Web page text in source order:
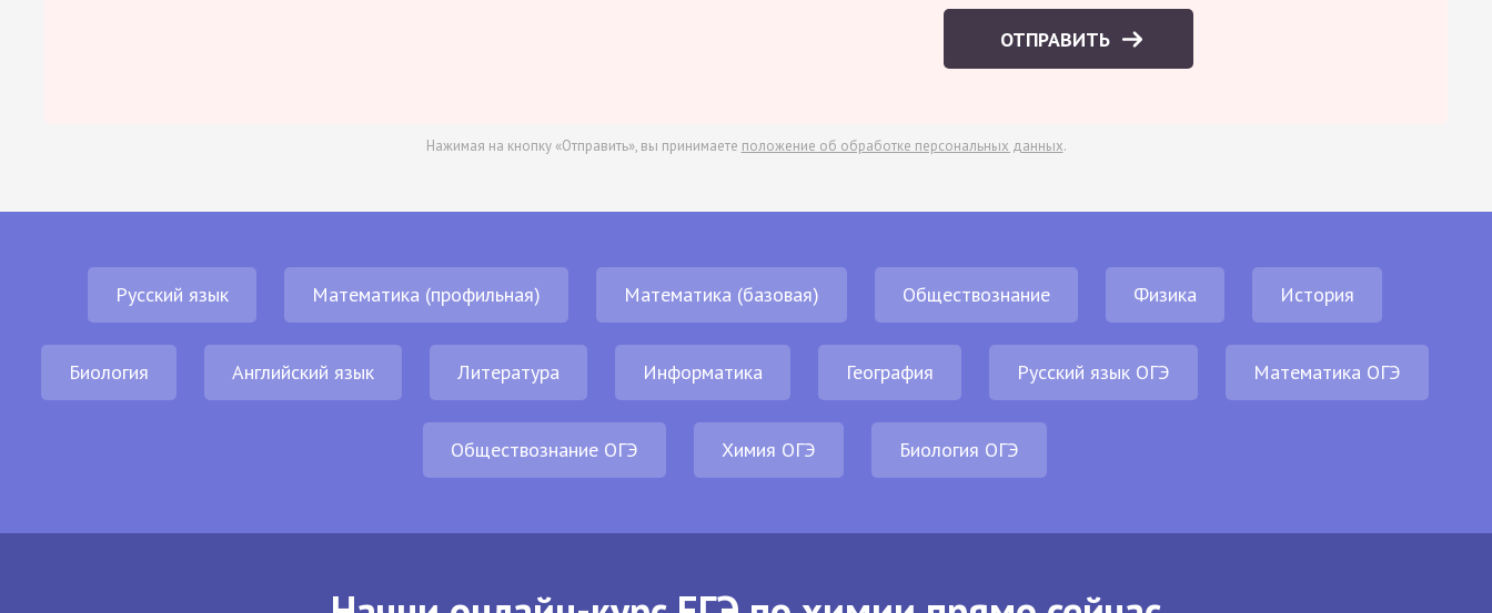
ОТПРАВИТЬ
Нажимая на кнопку «Отправить», вы принимаете положение об обработке персональных данных.
Русский язык Математика (профильная) Математика (базовая) Обществознание Физика История
Биология Английский язык Литература Информатика География Русский язык ОГЭ Математика ОГЭ
Обществознание ОГЭ Химия ОГЭ Биология ОГЭ